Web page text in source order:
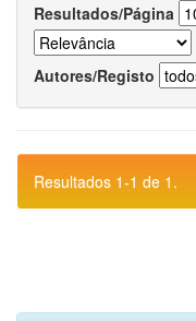
Resultados/Página
Autores/Registo
Resultados 1-1 de 1.